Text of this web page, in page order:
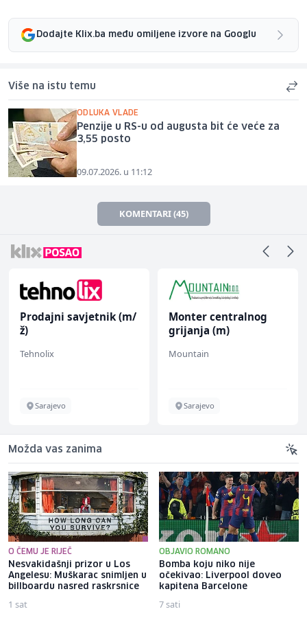
Dodajte Klix.ba među omiljene izvore na Googlu
Više na istu temu
ODLUKA VLADE
Penzije u RS-u od augusta bit će veće za
3,55 posto
09.07.2026. u 11:12
KOMENTARI (45)
Prodajni savjetnik (m/
ž)
Tehnolix
Sarajevo
Monter centralnog
grijanja (m)
Mountain
Sarajevo
Možda vas zanima
O ČEMU JE RIJEČ
Nesvakidašnji prizor u Los
Angelesu: Muškarac snimljen u
billboardu nasred raskrsnice
1 sat
OBJAVIO ROMANO
Bomba koju niko nije
očekivao: Liverpool doveo
kapitena Barcelone
7 sati